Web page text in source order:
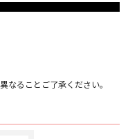
ることご了承ください。